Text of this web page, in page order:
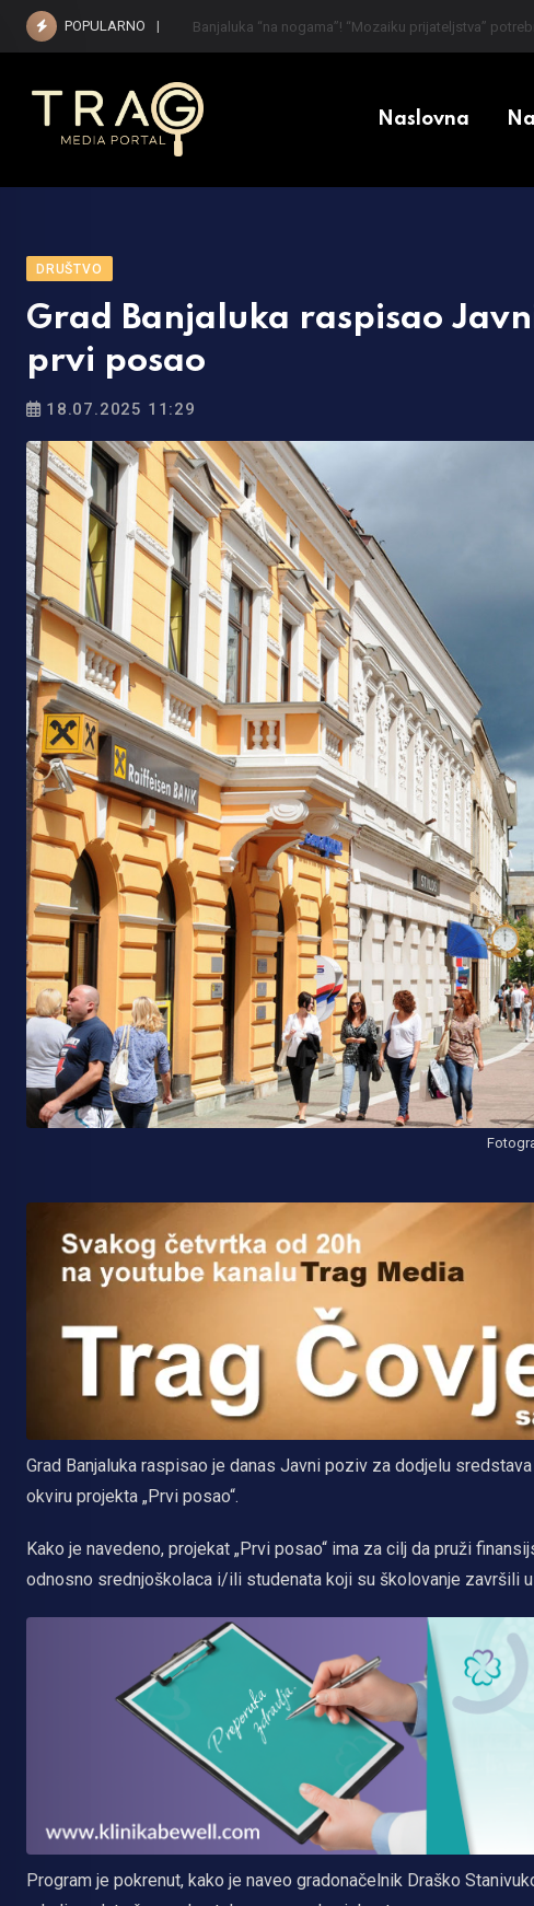
Skip
POPULARNO Kada i koliko jednokratne pomoći će dobiti
Naslovna
DRUŠTVO
Grad Banjaluka raspisao
prvi posao
18.07.2025 11:29
Grad Banjaluka raspisao je danas Javni poziv za dodjelu
okviru projekta „Prvi posao“.
Kako je navedeno, projekat „Prvi posao“ ima za cilj da pruži
odnosno srednjoškolaca i/ili studenata koji su školovanje završili
Program je pokrenut, kako je naveo gradonačelnik Draško